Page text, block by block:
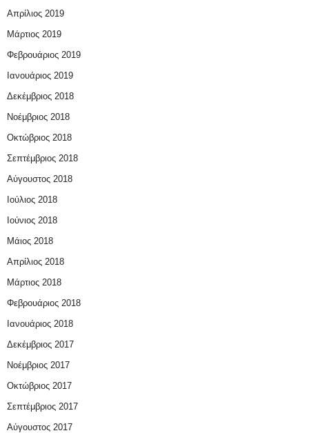
Απρίλιος 2019
Μάρτιος 2019
Φεβρουάριος 2019
Ιανουάριος 2019
Δεκέμβριος 2018
Νοέμβριος 2018
Οκτώβριος 2018
Σεπτέμβριος 2018
Αύγουστος 2018
Ιούλιος 2018
Ιούνιος 2018
Μάιος 2018
Απρίλιος 2018
Μάρτιος 2018
Φεβρουάριος 2018
Ιανουάριος 2018
Δεκέμβριος 2017
Νοέμβριος 2017
Οκτώβριος 2017
Σεπτέμβριος 2017
Αύγουστος 2017